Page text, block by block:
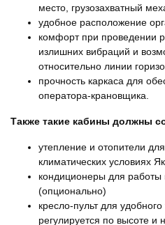
место, грузозахватный
удобное расположение
комфорт при проведении
излишних вибраций и
относительно линии
прочность каркаса для
оператора-крановщика.
Также такие кабины должны
утепление и отопители
климатических условиях
кондиционеры для работы
(опционально)
кресло-пульт для
регулируется по высоте и